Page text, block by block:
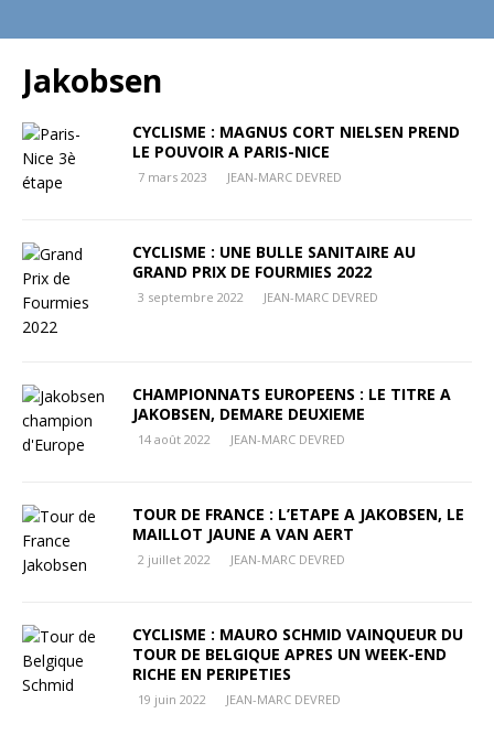
Jakobsen
CYCLISME : MAGNUS CORT NIELSEN PREND
LE POUVOIR A PARIS-NICE
7 mars 2023 JEAN-MARC DEVRED
CYCLISME : UNE BULLE SANITAIRE AU
GRAND PRIX DE FOURMIES 2022
3 septembre 2022 JEAN-MARC DEVRED
CHAMPIONNATS EUROPEENS : LE TITRE A
JAKOBSEN, DEMARE DEUXIEME
14 août 2022 JEAN-MARC DEVRED
TOUR DE FRANCE : L’ETAPE A JAKOBSEN, LE
MAILLOT JAUNE A VAN AERT
2 juillet 2022 JEAN-MARC DEVRED
CYCLISME : MAURO SCHMID VAINQUEUR DU
TOUR DE BELGIQUE APRES UN WEEK-END
RICHE EN PERIPETIES
19 juin 2022 JEAN-MARC DEVRED